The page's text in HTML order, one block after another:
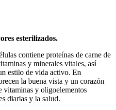
esterilizados.
contiene proteínas de carne de
y minerales vitales, así
estilo de vida activo. En
la buena vista y un corazón
vitaminas y oligoelementos
diarias y la salud.